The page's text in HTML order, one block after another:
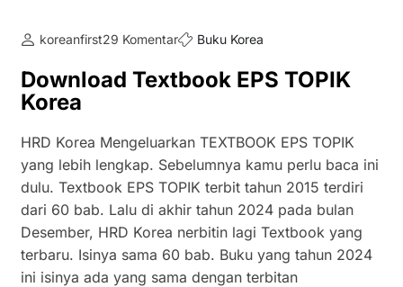
koreanfirst29 Komentar Buku Korea
Download Textbook EPS TOPIK
Korea
HRD Korea Mengeluarkan TEXTBOOK EPS TOPIK
yang lebih lengkap. Sebelumnya kamu perlu baca ini
dulu. Textbook EPS TOPIK terbit tahun 2015 terdiri
dari 60 bab. Lalu di akhir tahun 2024 pada bulan
Desember, HRD Korea nerbitin lagi Textbook yang
terbaru. Isinya sama 60 bab. Buku yang tahun 2024
ini isinya ada yang sama dengan terbitan